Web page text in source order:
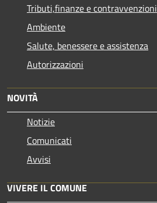
Tributi,finanze e contravvenzioni
Ambiente
Salute, benessere e assistenza
Autorizzazioni
NOVITÀ
Notizie
Comunicati
Avvisi
VIVERE IL COMUNE